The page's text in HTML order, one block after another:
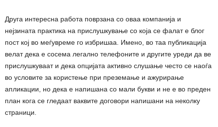
Друга интересна работа поврзана со оваа компанија и
нејзината практика на прислушкување со која се фалат е блог
пост кој во меѓувреме го избришаа. Имено, во таа публикација
велат дека е сосема легално телефоните и другите уреди да ве
прислушкуваат и дека опцијата активно слушање често се наоѓа
во условите за користење при преземање и ажурирање
апликации, но дека е напишана со мали букви и не е во преден
план кога се гледаат ваквите договори напишани на неколку
страници.